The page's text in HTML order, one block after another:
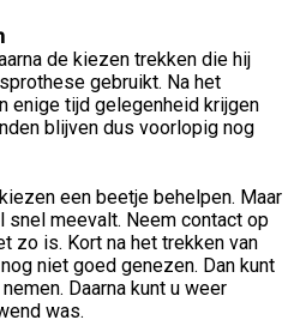
de kiezen trekken die hij
gebruikt. Na het
enige tijd gelegenheid krijgen
blijven dus voorlopig nog
een beetje behelpen. Maar
meevalt. Neem contact op
zo is. Kort na het trekken van
niet goed genezen. Dan kunt
Daarna kunt u weer
was.